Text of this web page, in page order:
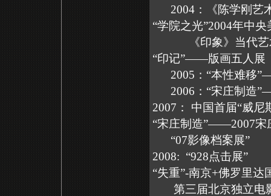
2004：《陈学
“学院之光”2004年中
《印象》当代
“印记”——版画
2005：“本性
2006：“宋庄制造
2007： 中国首届“
“宋庄制造”——2007
“07影像档案展
2008: “928
“失重”-南京+佛罗里
第三届北京